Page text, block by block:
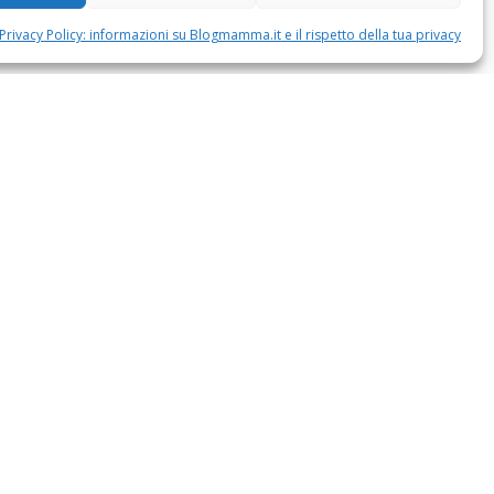
Privacy Policy: informazioni su Blogmamma.it e il rispetto della tua privacy